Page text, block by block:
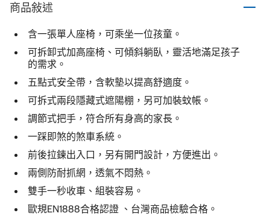
商品敍述
含一張單人座椅，可乘坐一位孩童。
可拆卸式加高座椅、可傾斜躺臥，靈活地滿足孩子
的需求。
五點式安全帶，含軟墊以提高舒適度。
可拆式兩段隱藏式遮陽棚，另可加裝蚊帳。
調節式把手，符合所有身高的家長。
一踩即煞的煞車系統。
前後拉鍊出入口，另有開門設計，方便進出。
兩側防耐抓網，透氣不悶熱。
雙手一秒收車、組裝容易。
歐規EN1888合格認證 、台灣商品檢驗合格。